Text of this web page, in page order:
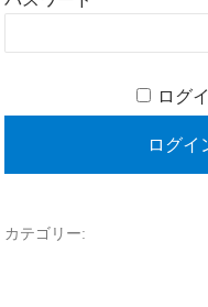
ログ
カテゴリー: